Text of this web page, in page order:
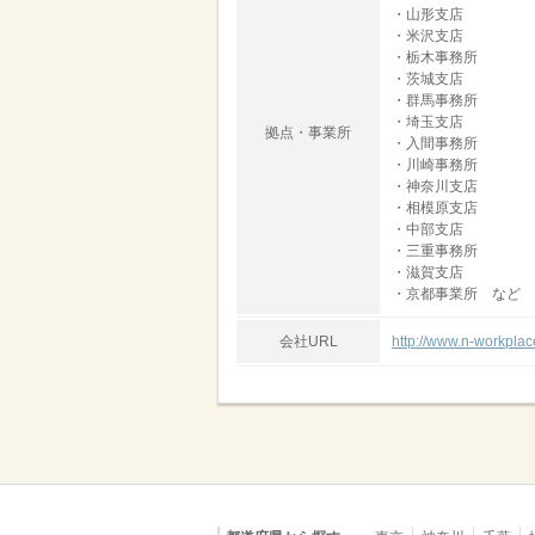
拠点・事業所
・山形支店
・米沢支店
・栃木事務所
・茨城支店
・群馬事務所
・埼玉支店
・入間事務所
・川崎事務所
・神奈川支店
・相模原支店
・中部支店
・三重事務所
・滋賀支店
・京都事業所 など
会社URL http://www.n-